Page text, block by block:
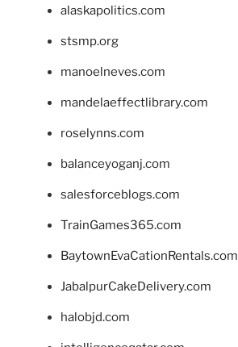
alaskapolitics.com
stsmp.org
manoelneves.com
mandelaeffectlibrary.com
roselynns.com
balanceyoganj.com
salesforceblogs.com
TrainGames365.com
BaytownEvaCationRentals.com
JabalpurCakeDelivery.com
halobjd.com